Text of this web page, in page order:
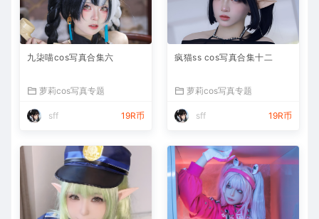
九柒喵cos写真合集六
萝莉cos写真专题
sff 19R币
疯猫ss cos写真合集十二
萝莉cos写真专题
sff 19R币